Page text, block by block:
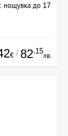
нощувка до 17
€ / 82.15
лв.